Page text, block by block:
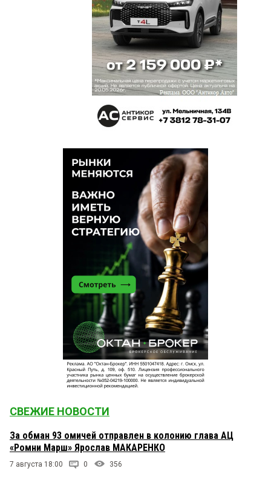
СВЕЖИЕ НОВОСТИ
За обман 93 омичей отправлен в колонию глава АЦ
«Ромни Марш» Ярослав МАКАРЕНКО
7 августа 18:00 0 356